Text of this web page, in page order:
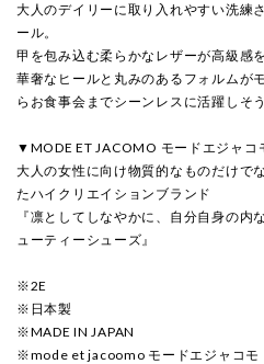
大人のデイリーに取り入れやすい洗練
ール。
甲を包み込む柔らかなレザーが高級感
華奢なヒールと丸みのあるフォルムが
らお食事会までシーンレスに活躍しそ
▼MODE ET JACOMO モードエジャコ
大人の女性に向け物質的なものだけで
たハイクリエイションブランド
『凛としてしなやかに、自分自身の内
ューティーシューズ』
※2E
※日本製
※MADE IN JAPAN
※mode et jacoomo モードエジャコモ